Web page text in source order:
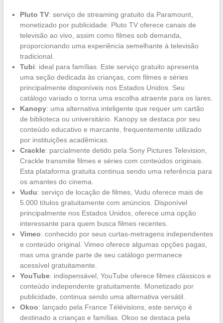
Pluto TV: serviço de streaming gratuito da Paramount,
monetizado por publicidade. Pluto TV oferece canais de
televisão ao vivo, assim como filmes sob demanda,
proporcionando uma experiência semelhante à televisão
tradicional.
Tubi: ideal para famílias. Este serviço gratuito apresenta
uma seção dedicada às crianças, com filmes e séries
principalmente disponíveis nos Estados Unidos. Seu
catálogo variado o torna uma escolha atraente para os lares.
Kanopy: uma alternativa inteligente que requer um cartão
de biblioteca ou universitário. Kanopy se destaca por seu
conteúdo educativo e marcante, frequentemente utilizado
por instituições acadêmicas.
Crackle: parcialmente detido pela Sony Pictures Television,
Crackle transmite filmes e séries com conteúdos originais.
Esta plataforma gratuita continua sendo uma referência para
os amantes do cinema.
Vudu: serviço de locação de filmes, Vudu oferece mais de
5.000 títulos gratuitamente com anúncios. Disponível
principalmente nos Estados Unidos, oferece uma opção
interessante para quem busca filmes recentes.
Vimeo: conhecido por seus curtas-metragens independentes
e conteúdo original. Vimeo oferece algumas opções pagas,
mas uma grande parte de seu catálogo permanece
acessível gratuitamente.
YouTube: indispensável, YouTube oferece filmes clássicos e
conteúdo independente gratuitamente. Monetizado por
publicidade, continua sendo uma alternativa versátil.
Okoo: lançado pela France Télévisions, este serviço é
destinado a crianças e famílias. Okoo se destaca pela